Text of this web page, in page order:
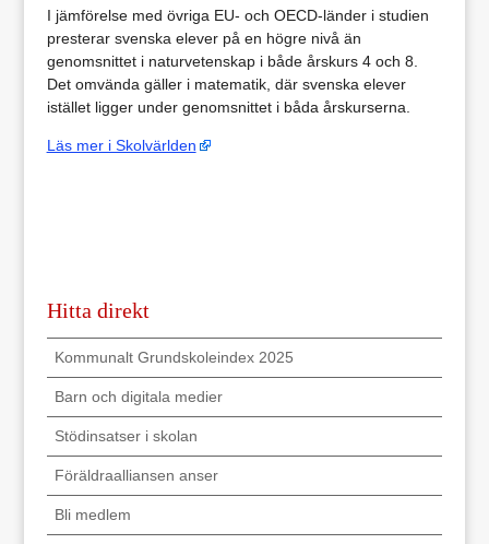
I jämförelse med övriga EU- och OECD-länder i studien
presterar svenska elever på en högre nivå än
genomsnittet i naturvetenskap i både årskurs 4 och 8.
Det omvända gäller i matematik, där svenska elever
istället ligger under genomsnittet i båda årskurserna.
Läs mer i Skolvärlden
Hitta direkt
Kommunalt Grundskoleindex 2025
Barn och digitala medier
Stödinsatser i skolan
Föräldraalliansen anser
Bli medlem